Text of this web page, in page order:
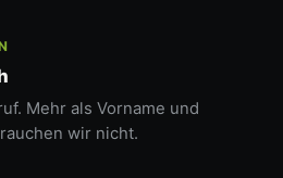
Mehr als Vorname und
wir nicht.